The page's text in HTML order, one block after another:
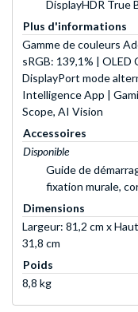
DisplayHDR True
Plus d'informations
Gamme de couleurs
sRGB: 139,1% | OLED
DisplayPort mode
Intelligence App |
Scope, AI Vision
Accessoires
Disponible
Guide de
fixation murale,
Dimensions
Largeur: 81,2 cm x
31,8 cm
Poids
8,8 kg